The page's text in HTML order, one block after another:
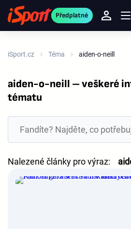
Předplatné
iSport.cz Téma aiden-o-neill
aiden-o-neill – veškeré
tématu
Nalezené články pro výraz: